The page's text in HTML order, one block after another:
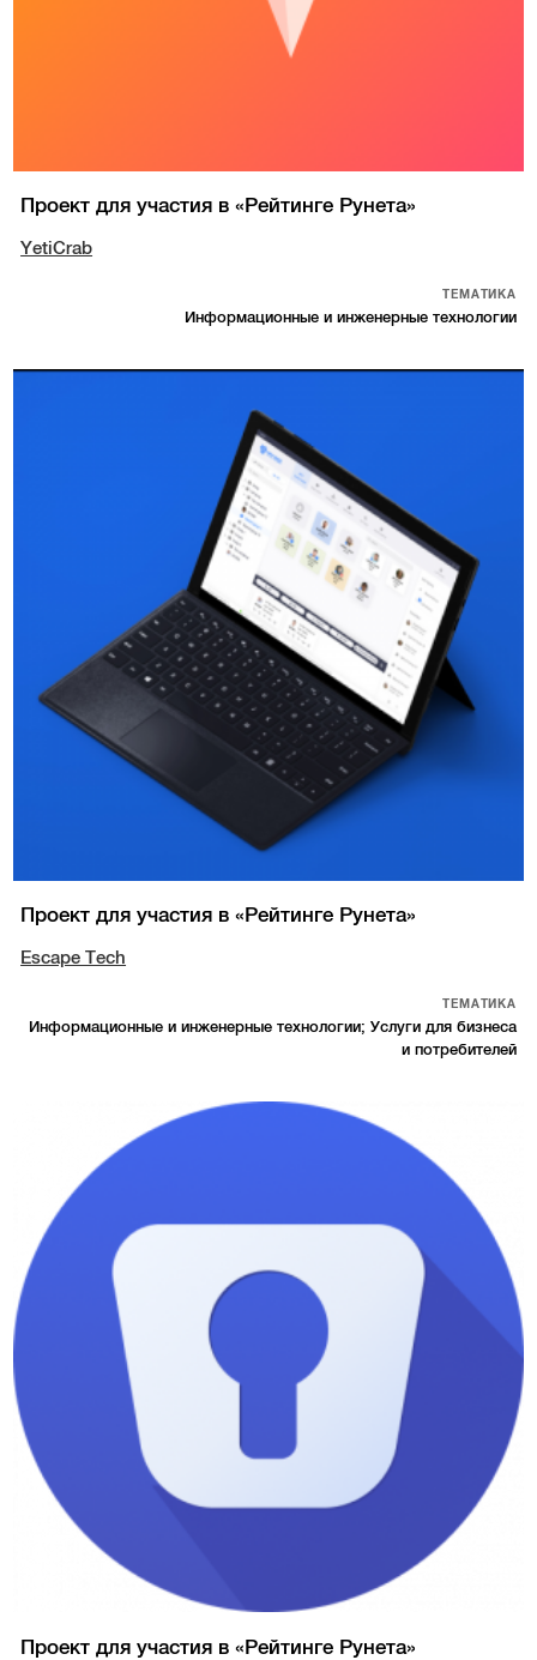
Проект для участия в «Рейтинге Рунета»
YetiCrab
ТЕМАТИКА
Информационные и инженерные технологии
Проект для участия в «Рейтинге Рунета»
Escape Tech
ТЕМАТИКА
Информационные и инженерные технологии; Услуги для бизнеса
и потребителей
Проект для участия в «Рейтинге Рунета»